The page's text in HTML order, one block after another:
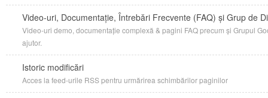
Video-uri, Documentație, Întrebări Frecvente (FAQ) și Grup de
Video-uri demo, documentație complexă & pagini FAQ precum și Grupul
ajutor.
Istoric modificări
Acces la feed-urile RSS pentru urmărirea schimbărilor paginilor